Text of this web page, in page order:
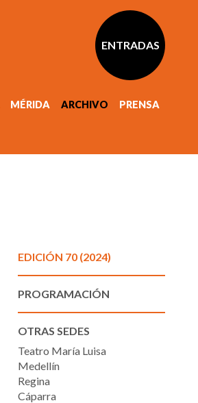
ENTRADAS
MÉRIDA ARCHIVO PRENSA
EDICIÓN 70 (2024)
PROGRAMACIÓN
OTRAS SEDES
Teatro María Luisa
Medellín
Regina
Cáparra